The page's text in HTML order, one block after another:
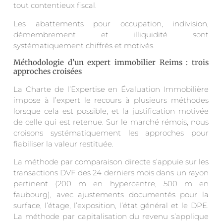
tout contentieux fiscal.
Les abattements pour occupation, indivision,
démembrement et illiquidité sont
systématiquement chiffrés et motivés.
Méthodologie d’un expert immobilier Reims : trois
approches croisées
La Charte de l’Expertise en Évaluation Immobilière
impose à l’expert le recours à plusieurs méthodes
lorsque cela est possible, et la justification motivée
de celle qui est retenue. Sur le marché rémois, nous
croisons systématiquement les approches pour
fiabiliser la valeur restituée.
La méthode par comparaison directe s’appuie sur les
transactions DVF des 24 derniers mois dans un rayon
pertinent (200 m en hypercentre, 500 m en
faubourg), avec ajustements documentés pour la
surface, l’étage, l’exposition, l’état général et le DPE.
La méthode par capitalisation du revenu s’applique